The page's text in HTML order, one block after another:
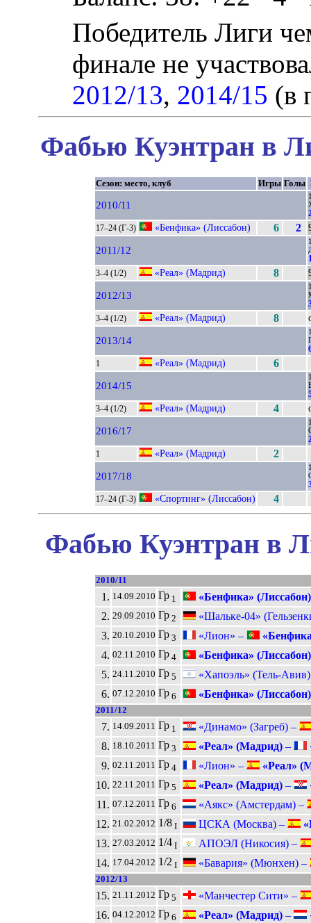
Победитель Лиги
финале не
2012/13, 2014/15 (в
Фабью Куэнтран в
Сезон: место, клуб Игры Голы
2010/11
17–24 (Г-3) «Бенфика» (Лиссабон) 6 2
2011/12
3–4 (1/2) «Реал» (Мадрид) 8
2012/13
3–4 (1/2) «Реал» (Мадрид) 8
2013/14
1 «Реал» (Мадрид) 6
2014/15
3–4 (1/2) «Реал» (Мадрид) 4
2016/17
1 «Реал» (Мадрид) 2
2017/18
17–24 (Г-3) «Спортинг» (Лиссабон) 4
Фабью Куэнтран в
2010/11
1. 14.09.2010 Гр 1
«Бенфика» (Лиссабон)
2. 29.09.2010 Гр 2
«Шальке-04»
3. 20.10.2010 Гр 3 «Лион» –
4. 02.11.2010 Гр 4
«Бенфика» (Лиссабон)
5. 24.11.2010 Гр 5
«Хапоэль» (Тель-
6. 07.12.2010 Гр 6 «Бенфика» (Лиссабон)
2011/12
7. 14.09.2011 Гр 1
«Динамо» (Загреб) –
8. 18.10.2011 Гр 3 «Реал» (Мадрид) –
9. 02.11.2011 Гр 4 «Лион» –
«Реал»
10. 22.11.2011 Гр 5 «Реал» (Мадрид) –
11. 07.12.2011 Гр 6
«Аякс» (Амстердам) –
12. 21.02.2012 1/8 I ЦСКА (Москва) –
13. 27.03.2012 1/4 I
АПОЭЛ (Никосия) –
14. 17.04.2012 1/2 I «Бавария» (Мюнхен) –
2012/13
15. 21.11.2012 Гр 5
«Манчестер Сити» –
16. 04.12.2012 Гр 6 «Реал» (Мадрид) –